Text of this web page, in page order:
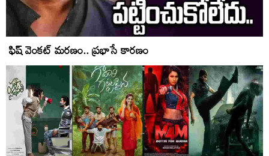
ఫిష్ వెంకట్ మరణం.. ప్రభాసే కారణం